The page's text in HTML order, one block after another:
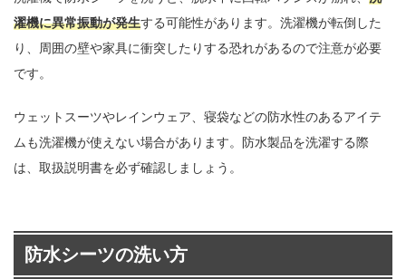
濯機に異常振動が発生する可能性があります。洗濯機が転倒した
り、周囲の壁や家具に衝突したりする恐れがあるので注意が必要
です。
ウェットスーツやレインウェア、寝袋などの防水性のあるアイテ
ムも洗濯機が使えない場合があります。防水製品を洗濯する際
は、取扱説明書を必ず確認しましょう。
防水シーツの洗い方